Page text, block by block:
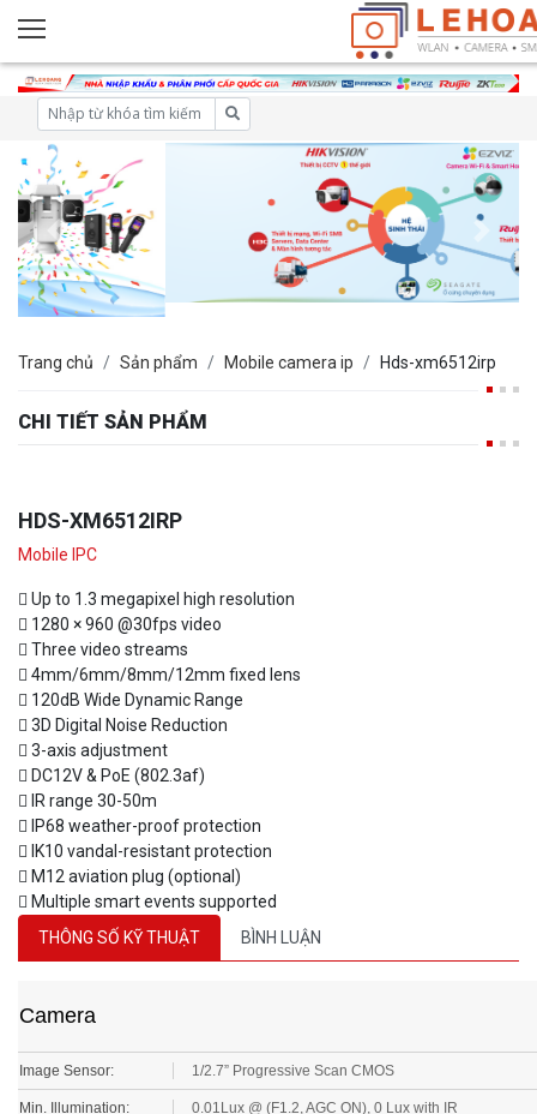
CHI TIẾT SẢN PHẨM
 1280 × 960 @30fps video
 Three video streams
 4mm/6mm/8mm/12mm fixed lens
 120dB Wide Dynamic Range
 3D Digital Noise Reduction
 3-axis adjustment
 DC12V & PoE (802.3af)
 IR range 30-50m
 IP68 weather-proof protection
 IK10 vandal-resistant protection
 M12 aviation plug (optional)
 Multiple smart events supported
THÔNG SỐ KỸ THUẬT
BÌNH LUẬN
Image Sensor: 1/2.7” Progressive Scan CMOS
Min. Illumination: 0.01Lux @ (F1.2, AGC ON), 0 Lux with IR